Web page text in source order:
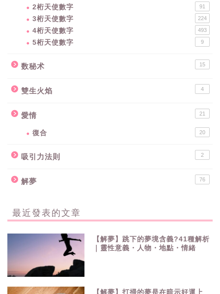
2桁天使數字 91
3桁天使數字 224
4桁天使數字 493
5桁天使數字 9
数秘术 15
雙生火焰 4
愛情 21
復合 20
吸引力法則 2
解夢 76
最近發表的文章
【解夢】跳下的夢境含義?41種解析
｜靈性意義・人物・地點・情緒
【解夢】打掃的夢是在暗示好運上